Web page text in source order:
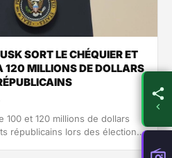
SORT LE CHÉQUIER ET
120 MILLIONS DE DOLLARS
100 et 120 millions de dollars
républicains lors des élections